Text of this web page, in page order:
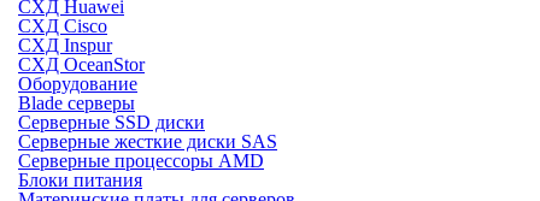
СХД Huawei
СХД Cisco
СХД Inspur
СХД OceanStor
Оборудование
Blade серверы
Серверные SSD диски
Cерверные жесткие диски SAS
Серверные процессоры AMD
Блоки питания